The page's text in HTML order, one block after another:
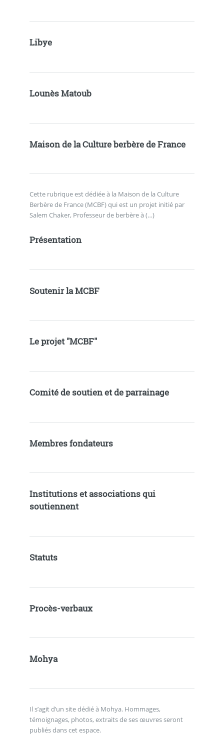
Libye
Lounès Matoub
Maison de la Culture berbère de France
Cette rubrique est dédiée à la Maison de la Culture
Berbère de France (MCBF) qui est un projet initié par
Salem Chaker, Professeur de berbère à (…)
Présentation
Soutenir la MCBF
Le projet "MCBF"
Comité de soutien et de parrainage
Membres fondateurs
Institutions et associations qui
soutiennent
Statuts
Procès-verbaux
Mohya
Il s’agit d’un site dédié à Mohya. Hommages,
témoignages, photos, extraits de ses œuvres seront
publiés dans cet espace.